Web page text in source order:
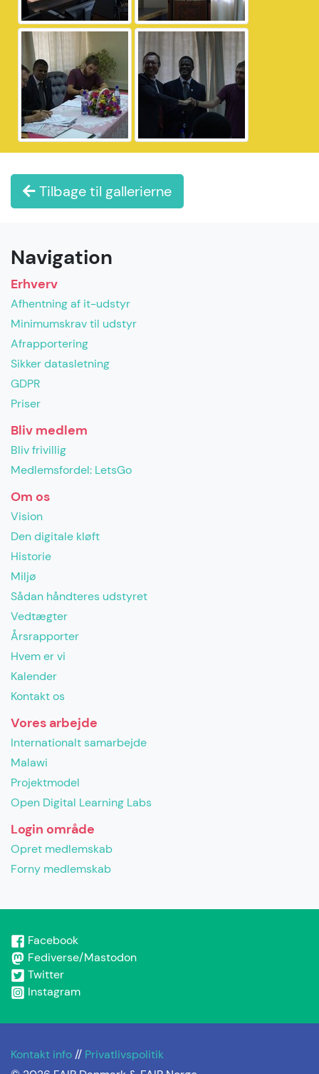
Tilbage til gallerierne
Navigation
Erhverv
Afhentning af it-udstyr
Minimumskrav til udstyr
Afrapportering
Sikker datasletning
GDPR
Priser
Bliv medlem
Bliv frivillig
Medlemsfordel: LetsGo
Om os
Vision
Den digitale kløft
Historie
Miljø
Sådan håndteres udstyret
Vedtægter
Årsrapporter
Hvem er vi
Kalender
Kontakt os
Vores arbejde
Internationalt samarbejde
Malawi
Projektmodel
Open Digital Learning Labs
Login område
Opret medlemskab
Forny medlemskab
Facebook
Fediverse/Mastodon
Twitter
Instagram
Kontakt info // Privatlivspolitik